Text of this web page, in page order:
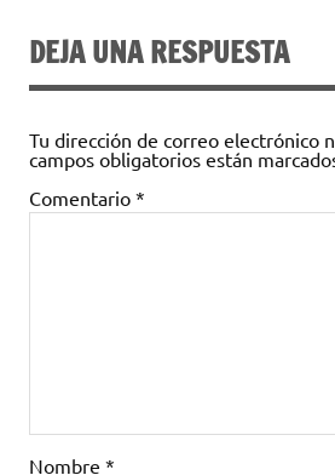
DEJA UNA RESPUESTA
Tu dirección de correo electrónico
campos obligatorios están
Comentario *
Nombre *